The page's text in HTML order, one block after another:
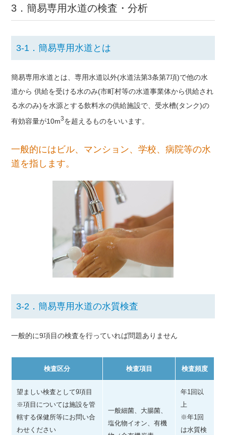
3．簡易専用水道の検査・分析
3-1．簡易専用水道とは
簡易専用水道とは、専用水道以外(水道法第3条第7項)で他の水
道から 供給を受ける水のみ(市町村等の水道事業体から供給され
る水のみ)を水源とする飲料水の供給施設で、受水槽(タンク)の
有効容量が10m3を超えるものをいいます。
一般的にはビル、マンション、学校、病院等の水
道を指します。
3-2．簡易専用水道の水質検査
一般的に9項目の検査を行っていれば問題ありません
検査区分 検査項目 検査頻度
望ましい検査として9項目
※項目については施設を管
轄する保健所等にお問い合
わせください
一般細菌、大腸菌、
塩化物イオン、有機
年1回以
上
※年1回
は水質検